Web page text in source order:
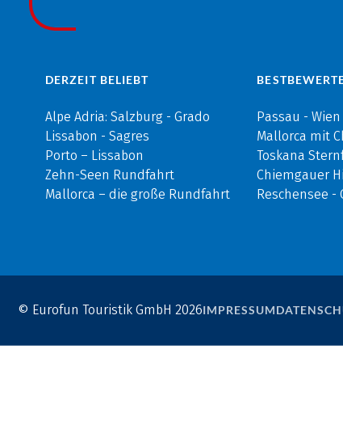
DERZEIT BELIEBT
Alpe Adria: Salzburg - Grado
Lissabon - Sagres
Porto – Lissabon
Zehn-Seen Rundfahrt
Mallorca – die große Rundfahrt
Passau -
Mallorca mit
Toskana
Chiemgauer
Reschensee -
© Eurofun Touristik GmbH 2026IMPRESSUM